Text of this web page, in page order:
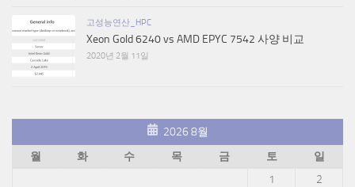
고성능연산_HPC
Xeon Gold 6240 vs AMD EPYC 7542 사양 비교
2020년 2월 11일
2026 8월
월
화 수 목 금 토
일
1
2